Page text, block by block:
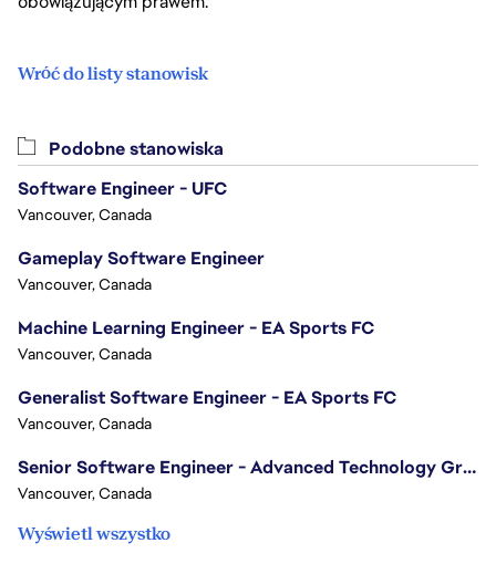
Wróć do listy stanowisk
Podobne stanowiska
Software Engineer - UFC
Vancouver, Canada
Gameplay Software Engineer
Vancouver, Canada
Machine Learning Engineer - EA Sports FC
Vancouver, Canada
Generalist Software Engineer - EA Sports FC
Vancouver, Canada
Senior Software Engineer - Advanced Technology Group
Vancouver, Canada
Wyświetl wszystko